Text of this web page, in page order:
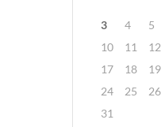
3
4 5
10
11 12
17
18 19
24
25 26
31